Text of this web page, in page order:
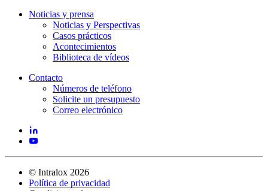
Noticias y prensa
Noticias y Perspectivas
Casos prácticos
Acontecimientos
Biblioteca de vídeos
Contacto
Números de teléfono
Solicite un presupuesto
Correo electrónico
© Intralox 2026
Política de privacidad